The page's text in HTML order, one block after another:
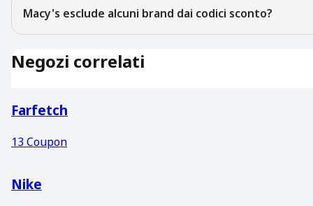
Macy's esclude alcuni brand dai codici sconto?
Negozi correlati
Farfetch
13 Coupon
Nike